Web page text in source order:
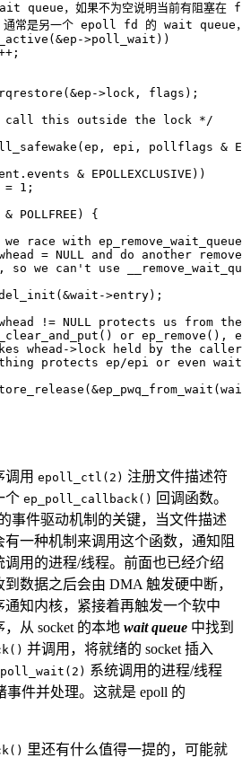
( &ep ->poll_wait ))
;
( &ep ->lock , flags );
call this outside the lock */
( ep , epi , pollflags &
. events & EPOLLEXCLUSIVE ))
= 1 ;
& POLLFREE )
{
( &wait ->entry);
( &ep_pwq_from_wait (
调用 epoll_ctl(2) 注册文件描述符
个 ep_poll_callback() 回调函数。
事件驱动机制的关键，当文件描述
一种机制来调用这个函数，通知阻
调用的进程/线程。前面也已经介绍
数据之后会由 DMA 触发硬中断，
知内核，紧接着再触发一个软中
从 socket 的本地 wait queue 中找到
并调用，将就绪的 socket 插入
系统调用的进程/线程
件并处理。这就是 epoll 的
里还有什么值得一提的，可能就